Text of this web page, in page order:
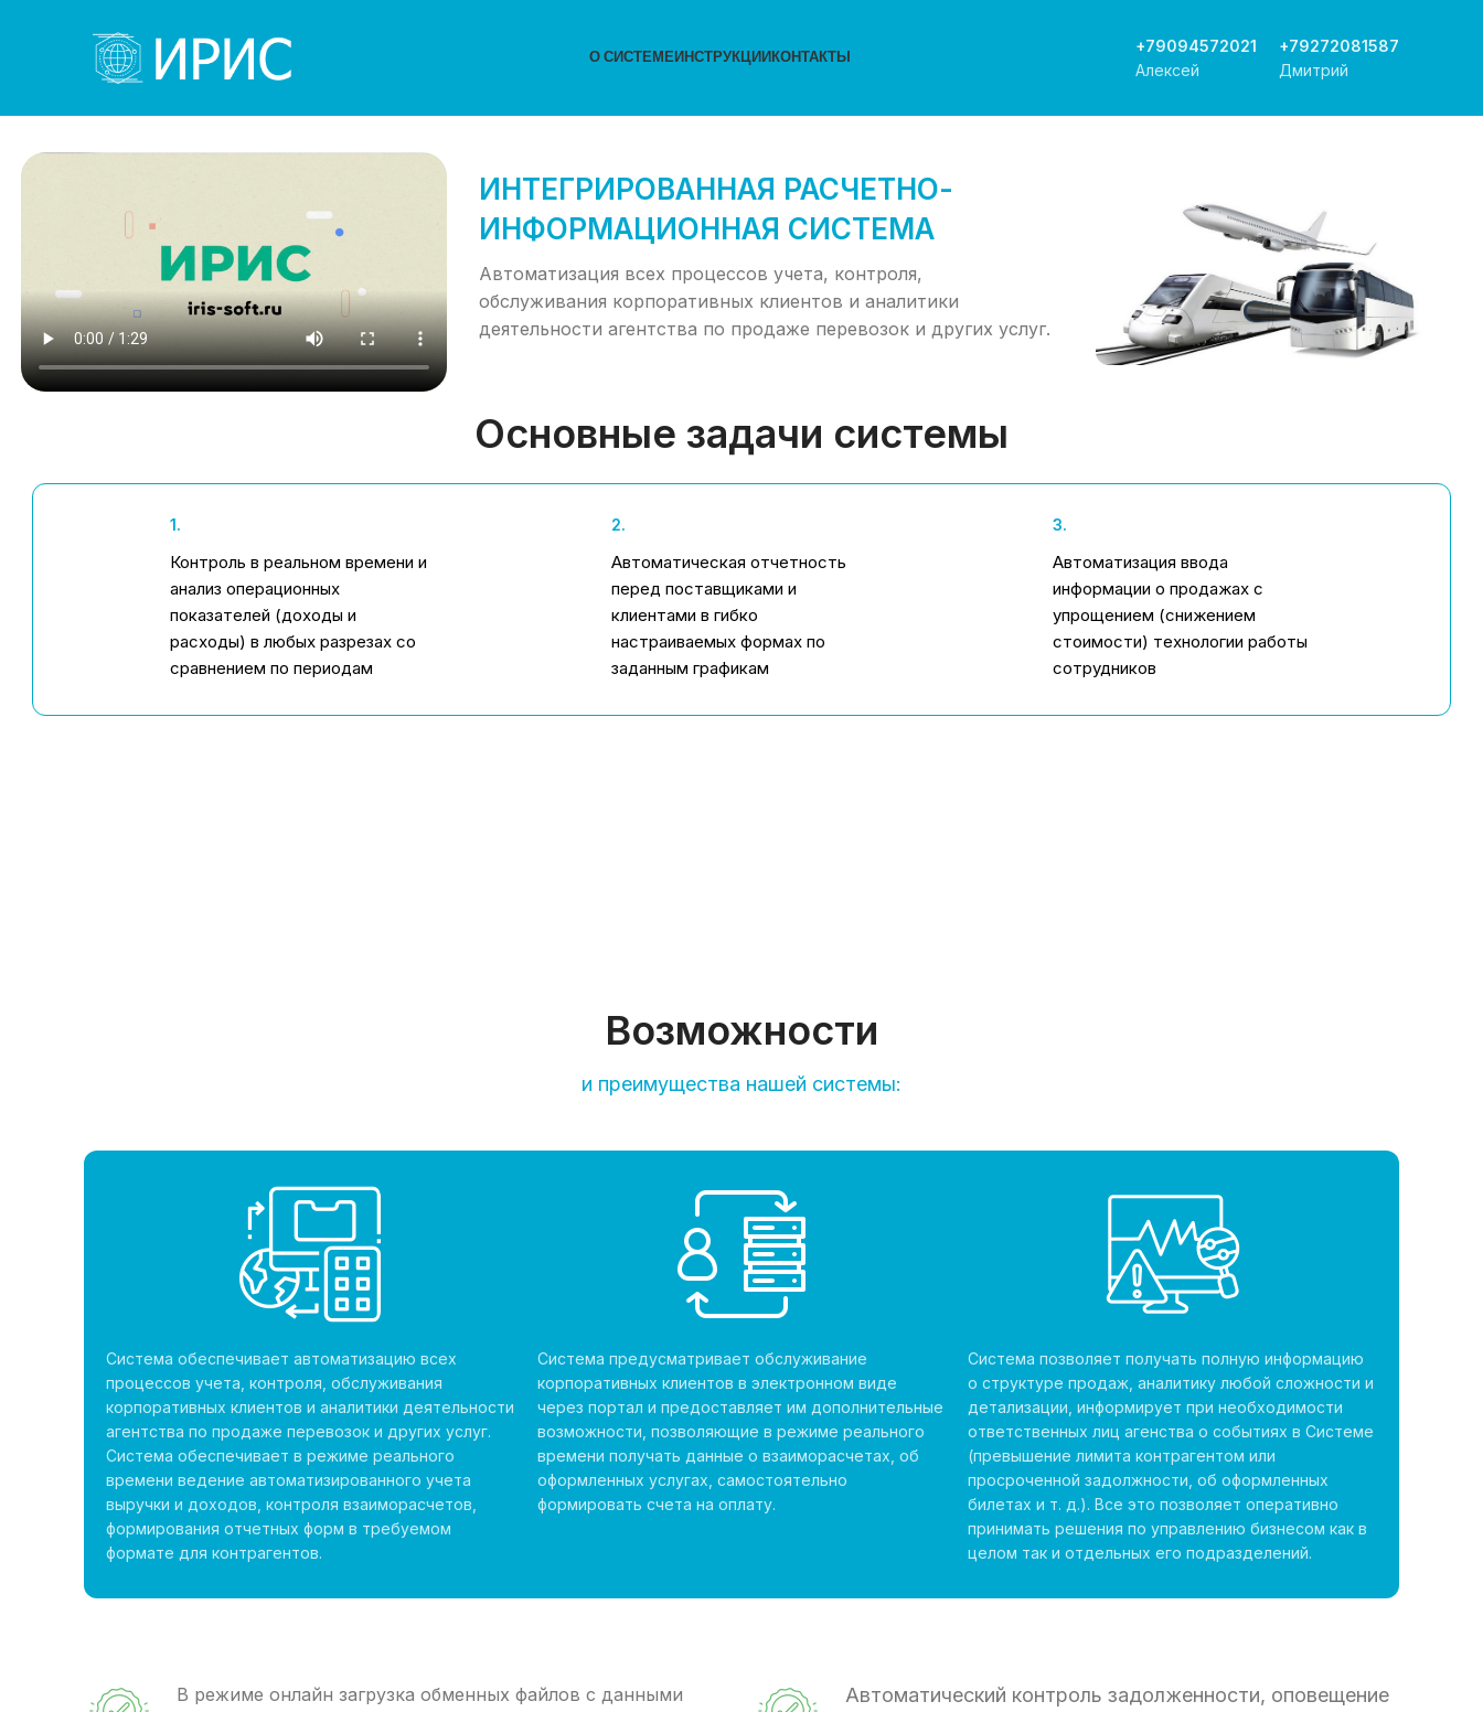
О СИСТЕМЕИНСТРУКЦИИ КОНТАКТЫ
+79094572021
Алексей
+79272081587
Дмитрий
ИНТЕГРИРОВАННАЯ РАСЧЕТНО-
ИНФОРМАЦИОННАЯ СИСТЕМА
Автоматизация всех процессов учета, контроля,
обслуживания корпоративных клиентов и аналитики
деятельности агентства по продаже перевозок и других услуг.
Основные задачи системы
1.
Контроль в реальном времени и
анализ операционных
показателей (доходы и
расходы) в любых разрезах со
сравнением по периодам
2.
Автоматическая отчетность
перед поставщиками и
клиентами в гибко
настраиваемых формах по
заданным графикам
3.
Автоматизация ввода
информации о продажах с
упрощением (снижением
стоимости) технологии работы
сотрудников
Возможности
и преимущества нашей системы:
Система обеспечивает автоматизацию всех
процессов учета, контроля, обслуживания
корпоративных клиентов и аналитики деятельности
агентства по продаже перевозок и других услуг.
Система обеспечивает в режиме реального
времени ведение автоматизированного учета
выручки и доходов, контроля взаиморасчетов,
формирования отчетных форм в требуемом
формате для контрагентов.
Система предусматривает обслуживание
корпоративных клиентов в электронном виде
через портал и предоставляет им дополнительные
возможности, позволяющие в режиме реального
времени получать данные о взаиморасчетах, об
оформленных услугах, самостоятельно
формировать счета на оплату.
Система позволяет получать полную информацию
о структуре продаж, аналитику любой сложности и
детализации, информирует при необходимости
ответственных лиц агенства о событиях в Системе
(превышение лимита контрагентом или
просроченной задолжности, об оформленных
билетах и т. д.). Все это позволяет оперативно
принимать решения по управлению бизнесом как в
целом так и отдельных его подразделений.
В режиме онлайн загрузка обменных файлов с данными
Автоматический контроль задолженности, оповещение